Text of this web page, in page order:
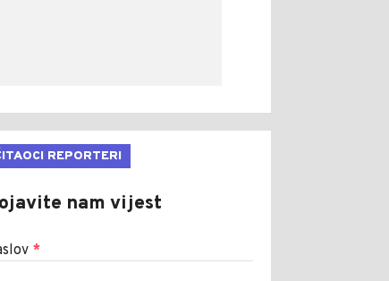
REPORTERI
nam vijest
*